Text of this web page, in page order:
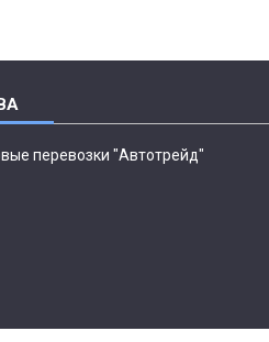
перевозки "Автотрейд"